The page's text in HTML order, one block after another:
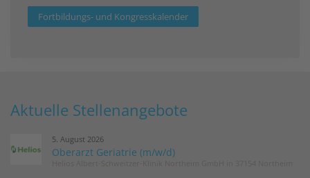
Fortbildungs- und Kongresskalender
Aktuelle Stellenangebote
5. August 2026
Oberarzt Geriatrie (m/w/d)